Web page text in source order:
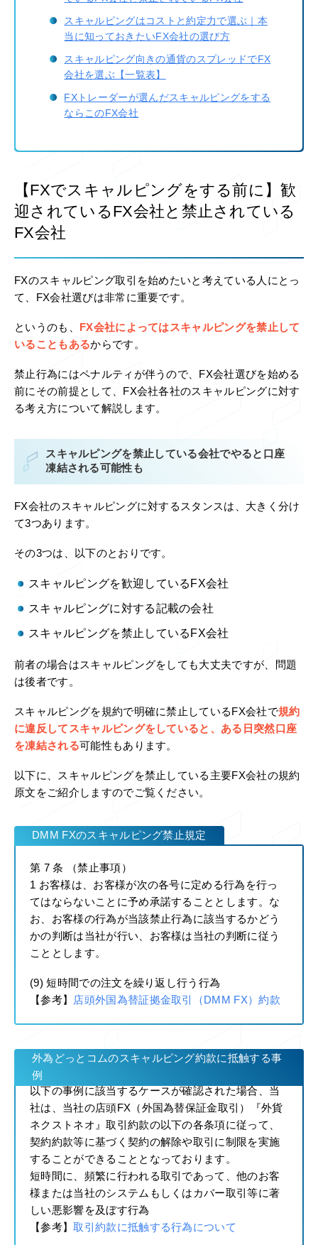
スキャルピングはコストと約定力で選ぶ｜本
当に知っておきたいFX会社の選び方
スキャルピング向きの通貨のスプレッドでFX
会社を選ぶ【一覧表】
FXトレーダーが選んだスキャルピングをする
ならこのFX会社
【FXでスキャルピングをする前に】歓
迎されているFX会社と禁止されている
FX会社
FXのスキャルピング取引を始めたいと考えている人にとっ
て、FX会社選びは非常に重要です。
というのも、
FX会社によってはスキャルピングを禁止して
いることもあるからです。
禁止行為にはペナルティが伴うので、FX会社選びを始める
前にその前提として、FX会社各社のスキャルピングに対す
る考え方について解説します。
スキャルピングを禁止している会社でやると口座
凍結される可能性も
FX会社のスキャルピングに対するスタンスは、大きく分け
て3つあります。
その3つは、以下のとおりです。
スキャルピングを歓迎しているFX会社
スキャルピングに対する記載の会社
スキャルピングを禁止しているFX会社
前者の場合はスキャルピングをしても大丈夫ですが、問題
は後者です。
スキャルピングを規約で明確に禁止しているFX会社で規約
に違反してスキャルピングをしていると、ある日突然口座
を凍結される可能性もあります。
以下に、スキャルピングを禁止している主要FX会社の規約
原文をご紹介しますのでご覧ください。
DMM FXのスキャルピング禁止規定
第 7 条 （禁止事項）
1 お客様は、お客様が次の各号に定める行為を行っ
てはならないことに予め承諾することとします。な
お、お客様の行為が当該禁止行為に該当するかどう
かの判断は当社が行い、お客様は当社の判断に従う
こととします。
(9) 短時間での注文を繰り返し行う行為
【参考】
店頭外国為替証拠金取引（DMM FX）約款
外為どっとコムのスキャルピング約款に抵触する事
例
以下の事例に該当するケースが確認された場合、当
社は、当社の店頭FX（外国為替保証金取引）『外貨
ネクストネオ』取引約款の以下の各条項に従って、
契約約款等に基づく契約の解除や取引に制限を実施
することができることとなっております。
短時間に、頻繁に行われる取引であって、他のお客
様または当社のシステムもしくはカバー取引等に著
しい悪影響を及ぼす行為
【参考】取引約款に抵触する行為について